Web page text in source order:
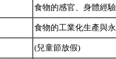
食物的感官、身體經
食物的工業化生產與
(兒童節放假)